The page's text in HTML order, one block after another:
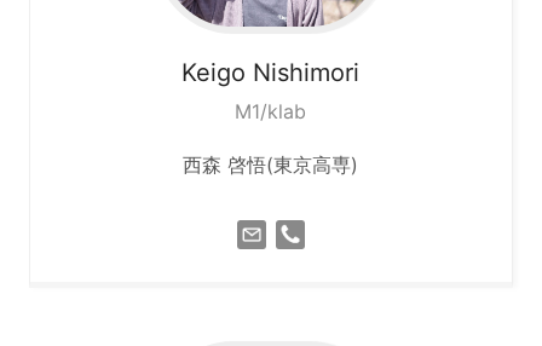
Keigo Nishimori
M1/klab
西森 啓悟(東京高専)